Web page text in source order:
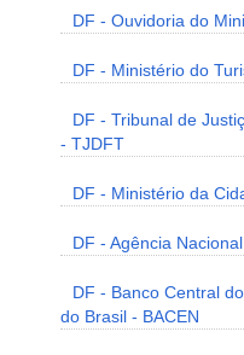
DF - Ouvidoria do
DF - Ministério do
DF - Tribunal de
- TJDFT
DF - Ministério da
DF - Agência
DF - Banco Central
do Brasil - BACEN